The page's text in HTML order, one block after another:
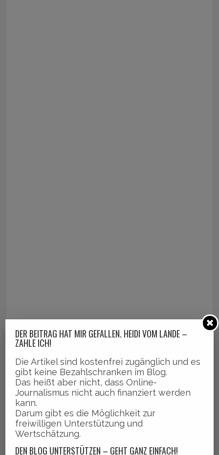
DER BEITRAG HAT MIR GEFALLEN. HEIDI VOM LANDE –
ZAHLE ICH!
Die Artikel sind kostenfrei zugänglich und es
gibt keine Bezahlschranken im Blog.
Das heißt aber nicht, dass Online-
Journalismus nicht auch finanziert werden
kann.
Darum gibt es die Möglichkeit zur
freiwilligen Unterstützung und
Wertschätzung.
DEN BLOG UNTERSTÜTZEN – GEHT GANZ EINFACH!